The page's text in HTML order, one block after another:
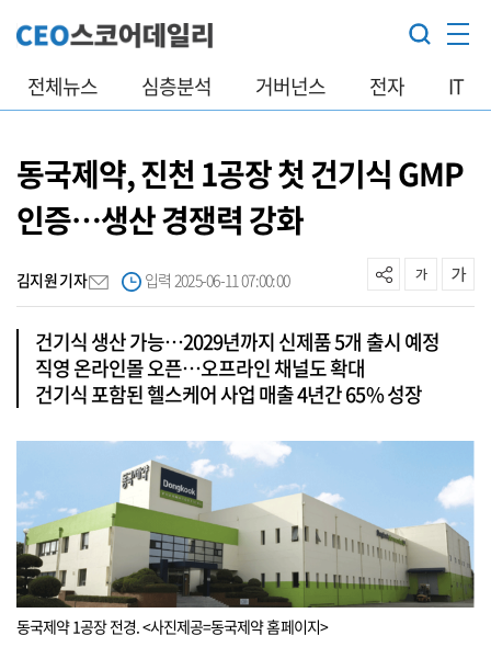
전체뉴스 심층분석 거버넌스 전자 IT
동국제약, 진천 1공장 첫 건기식 GMP
인증…생산 경쟁력 강화
김지원 기자 입력 2025-06-11 07:00:00
건기식 생산 가능…2029년까지 신제품 5개 출시 예정
직영 온라인몰 오픈…오프라인 채널도 확대
건기식 포함된 헬스케어 사업 매출 4년간 65% 성장
동국제약 1공장 전경. <사진제공=동국제약 홈페이지>